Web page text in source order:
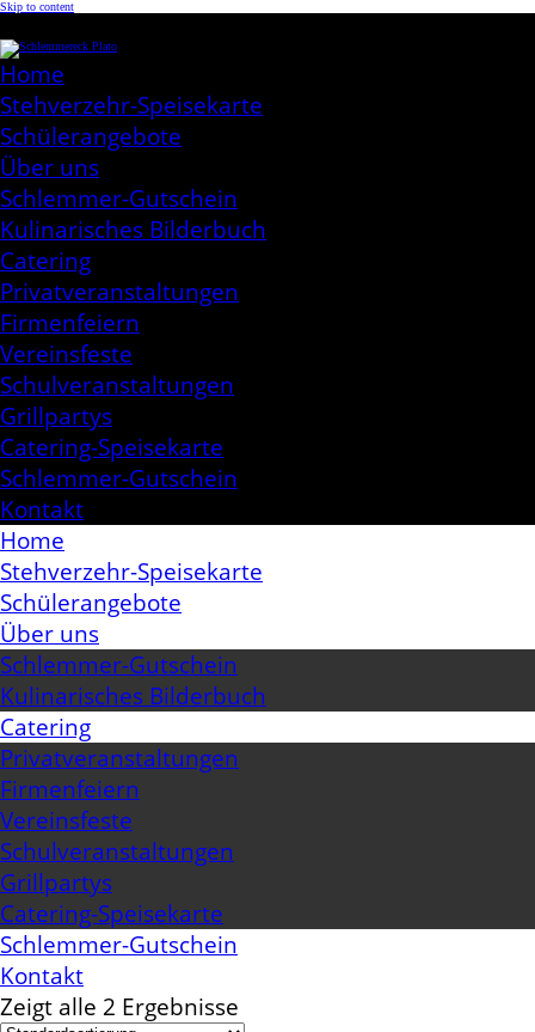
Skip to content
Home
Stehverzehr-Speisekarte
Schülerangebote
Über uns
Schlemmer-Gutschein
Kulinarisches Bilderbuch
Catering
Privatveranstaltungen
Firmenfeiern
Vereinsfeste
Schulveranstaltungen
Grillpartys
Catering-Speisekarte
Schlemmer-Gutschein
Kontakt
Home
Stehverzehr-Speisekarte
Schülerangebote
Über uns
Schlemmer-Gutschein
Kulinarisches Bilderbuch
Catering
Privatveranstaltungen
Firmenfeiern
Vereinsfeste
Schulveranstaltungen
Grillpartys
Catering-Speisekarte
Schlemmer-Gutschein
Kontakt
Zeigt alle 2 Ergebnisse